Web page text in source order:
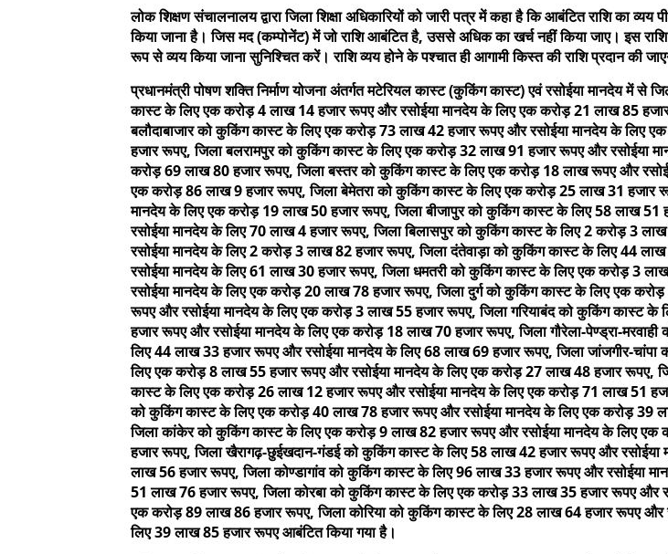
लोक शिक्षण संचालनालय द्वारा जिला शिक्षा अधिकारियों को जारी पत्र में कहा है कि आबंटित राशि का व्यय
किया जाना है। जिस मद (कम्पोनेंट) में जो राशि आबंटित है, उससे अधिक का खर्च नहीं किया जाए। इस राशि
रूप से व्यय किया जाना सुनिश्चित करें। राशि व्यय होने के पश्चात ही आगामी किस्त की राशि प्रदान की
प्रधानमंत्री पोषण शक्ति निर्माण योजना अंतर्गत मटेरियल कास्ट (कुकिंग कास्ट) एवं रसोईया मानदेय में से
कास्ट के लिए एक करोड़ 4 लाख 14 हजार रूपए और रसोईया मानदेय के लिए एक करोड़ 21 लाख 85
बलौदाबाजार को कुकिंग कास्ट के लिए एक करोड़ 73 लाख 42 हजार रूपए और रसोईया मानदेय के लिए
हजार रूपए, जिला बलरामपुर को कुकिंग कास्ट के लिए एक करोड़ 32 लाख 91 हजार रूपए और रसोईया
करोड़ 69 लाख 80 हजार रूपए, जिला बस्तर को कुकिंग कास्ट के लिए एक करोड़ 18 लाख रूपए और
एक करोड़ 86 लाख 9 हजार रूपए, जिला बेमेतरा को कुकिंग कास्ट के लिए एक करोड़ 25 लाख 31 हजार
मानदेय के लिए एक करोड़ 19 लाख 50 हजार रूपए, जिला बीजापुर को कुकिंग कास्ट के लिए 58 लाख 51
रसोईया मानदेय के लिए 70 लाख 4 हजार रूपए, जिला बिलासपुर को कुकिंग कास्ट के लिए 2 करोड़ 3
रसोईया मानदेय के लिए 2 करोड़ 3 लाख 82 हजार रूपए, जिला दंतेवाड़ा को कुकिंग कास्ट के लिए 44
रसोईया मानदेय के लिए 61 लाख 30 हजार रूपए, जिला धमतरी को कुकिंग कास्ट के लिए एक करोड़ 3
रसोईया मानदेय के लिए एक करोड़ 20 लाख 78 हजार रूपए, जिला दुर्ग को कुकिंग कास्ट के लिए एक
रूपए और रसोईया मानदेय के लिए एक करोड़ 3 लाख 55 हजार रूपए, जिला गरियाबंद को कुकिंग कास्ट के
हजार रूपए और रसोईया मानदेय के लिए एक करोड़ 18 लाख 70 हजार रूपए, जिला गौरेला-पेण्ड्रा-
लिए 44 लाख 33 हजार रूपए और रसोईया मानदेय के लिए 68 लाख 69 हजार रूपए, जिला जांजगीर-
लिए एक करोड़ 8 लाख 55 हजार रूपए और रसोईया मानदेय के लिए एक करोड़ 27 लाख 48 हजार रूपए,
कास्ट के लिए एक करोड़ 26 लाख 12 हजार रूपए और रसोईया मानदेय के लिए एक करोड़ 71 लाख 51
को कुकिंग कास्ट के लिए एक करोड़ 40 लाख 78 हजार रूपए और रसोईया मानदेय के लिए एक करोड़ 39
जिला कांकेर को कुकिंग कास्ट के लिए एक करोड़ 9 लाख 82 हजार रूपए और रसोईया मानदेय के लिए एक
हजार रूपए, जिला खैरागढ़-छुईखदान-गंडई को कुकिंग कास्ट के लिए 58 लाख 42 हजार रूपए और रसोईया
लाख 56 हजार रूपए, जिला कोण्डागांव को कुकिंग कास्ट के लिए 96 लाख 33 हजार रूपए और रसोईया
51 लाख 76 हजार रूपए, जिला कोरबा को कुकिंग कास्ट के लिए एक करोड़ 33 लाख 35 हजार रूपए और
एक करोड़ 89 लाख 86 हजार रूपए, जिला कोरिया को कुकिंग कास्ट के लिए 28 लाख 64 हजार रूपए और
लिए 39 लाख 85 हजार रूपए आबंटित किया गया है।